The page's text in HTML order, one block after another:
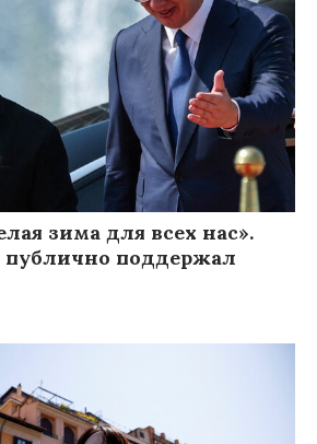
зима для всех нас».
поддержал